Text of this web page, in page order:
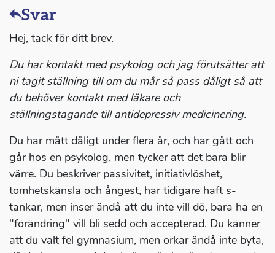
Svar
Hej, tack för ditt brev.
Du har kontakt med psykolog och jag förutsätter att
ni tagit ställning till om du mår så pass dåligt så att
du behöver kontakt med läkare och
ställningstagande till antidepressiv medicinering.
Du har mått dåligt under flera år, och har gått och
går hos en psykolog, men tycker att det bara blir
värre. Du beskriver passivitet, initiativlöshet,
tomhetskänsla och ångest, har tidigare haft s-
tankar, men inser ändå att du inte vill dö, bara ha en
"förändring" vill bli sedd och accepterad. Du känner
att du valt fel gymnasium, men orkar ändå inte byta,